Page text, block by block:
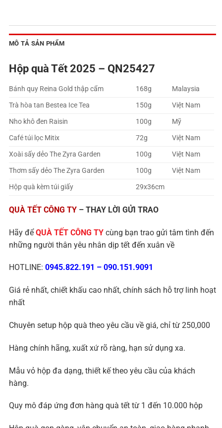
MÔ TẢ SẢN PHẨM
Hộp quà Tết 2025 – QN25427
Bánh quy Reina Gold thập cẩm 168g
Malaysia
Trà hòa tan Bestea Ice Tea
150g
Việt Nam
Nho khô đen Raisin
100g
Mỹ
Café túi lọc Mitix
72g
Việt Nam
Xoài sấy dẻo The Zyra Garden
100g
Việt Nam
Thơm sấy dẻo The Zyra Garden
100g
Việt Nam
Hộp quà kèm túi giấy
29x36cm
QUÀ TẾT CÔNG TY – THAY LỜI GỬI TRAO
Hãy đểQUÀ TẾT CÔNG TY cùng bạn trao gửi tâm tình đến
những người thân yêu nhân dịp tết đến xuân về
HOTLINE: 0945.822.191 – 090.151.9091
Giá rẻ nhất, chiết khấu cao nhất, chính sách hỗ trợ linh hoạt
nhất
Chuyên setup hộp quà theo yêu cầu về giá, chỉ từ 250,000
Hàng chính hãng, xuất xứ rõ ràng, hạn sử dụng xa.
Mẫu vỏ hộp đa dạng, thiết kế theo yêu cầu của khách
hàng.
Quy mô đáp ứng đơn hàng quà tết từ 1 đến 10.000 hộp